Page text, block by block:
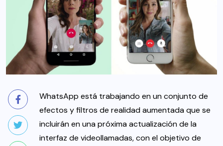
WhatsApp está trabajando en un conjunto de
efectos y filtros de realidad aumentada que se
incluirán en una próxima actualización de la
interfaz de videollamadas, con el objetivo de